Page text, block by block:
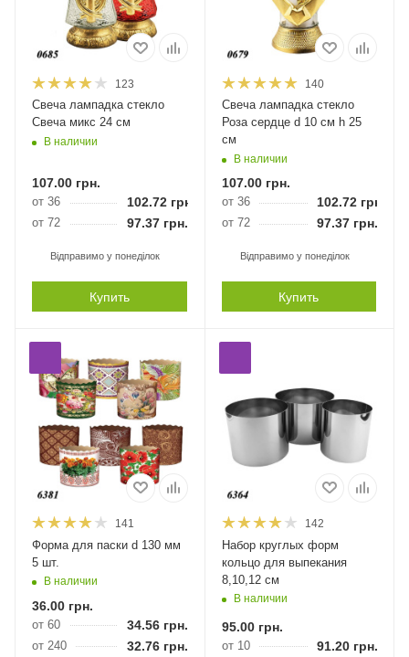
123
Свеча лампадка стекло
Свеча микс 24 см
В наличии
107.00 грн.
от 36 102.72 грн.
от 72 97.37 грн.
Відправимо у понеділок
Купить
140
Свеча лампадка стекло
Роза сердце d 10 см h 25
см
В наличии
107.00грн.
от 36 102.72грн.
от 72 97.37грн.
Відправимо у понеділок
Купить
141
Форма для паски d 130 мм
5 шт.
В наличии
36.00 грн.
от 60 34.56 грн.
от 240 32.76 грн.
142
Набор круглых форм
кольцо для выпекания
8,10,12 см
В наличии
95.00грн.
от 10 91.20грн.